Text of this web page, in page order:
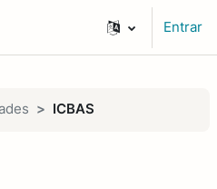
Entrar
ICBAS